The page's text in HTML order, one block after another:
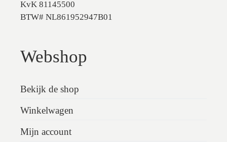
KvK 81145500
BTW# NL861952947B01
Webshop
Bekijk de shop
Winkelwagen
Mijn account